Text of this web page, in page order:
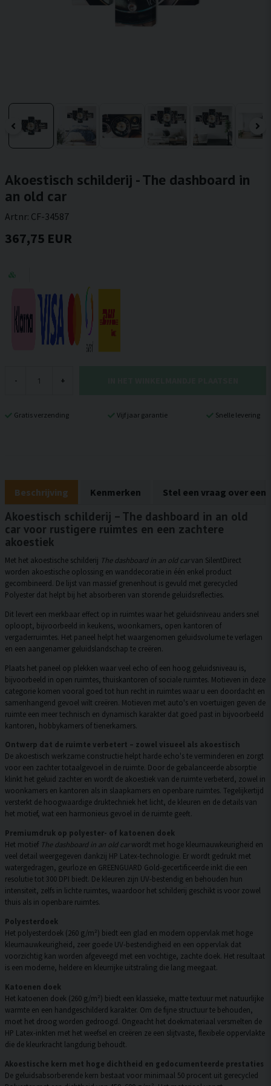
Akoestisch schilderij - The dashboard in
an old car
Artnr: CF-34587
367,75 EUR
- +
Gratis verzending Vijf jaar garantie Snelle levering
Beschrijving Kenmerken Stel een vraag over een
Akoestisch schilderij – The dashboard in an old
car voor rustigere ruimtes en een zachtere
akoestiek
Met het akoestische schilderij The dashboard in an old carvan SilentDirect
worden akoestische oplossing en wanddecoratie in één enkel product
gecombineerd. De lijst van massief grenenhout is gevuld met gerecycled
Polyester dat helpt bij het absorberen van storende geluidsreflecties.
Dit levert een merkbaar effect op in ruimtes waar het geluidsniveau anders snel
oploopt, bijvoorbeeld in keukens, woonkamers, open kantoren of
vergaderruimtes. Het paneel helpt het waargenomen geluidsvolume te verlagen
en een aangenamer geluidslandschap te creëren.
Plaats het paneel op plekken waar veel echo of een hoog geluidsniveau is,
bijvoorbeeld in open ruimtes, thuiskantoren of sociale ruimtes. Motieven in deze
categorie komen vooral goed tot hun recht in ruimtes waar u een doordacht en
samenhangend gevoel wilt creëren. Motieven met auto's en voertuigen geven de
ruimte een meer technisch en dynamisch karakter dat goed past in bijvoorbeeld
kantoren, hobbykamers of tienerkamers.
Ontwerp dat de ruimte verbetert – zowel visueel als akoestisch
De akoestisch werkzame constructie helpt harde echo's te verminderen en zorgt
voor een zachter totaalgevoel in de ruimte. Door de gebalanceerde absorptie
klinkt het geluid zachter en wordt de akoestiek van de ruimte verbeterd, zowel in
woonkamers en kantoren als in slaapkamers en openbare ruimtes. Tegelijkertijd
versterkt de hoogwaardige druktechniek het licht, de kleuren en de details van
het motief, wat een harmonieus gevoel in de ruimte geeft.
Premiumdruk op polyester- of katoenen doek
Het motief The dashboard in an old carwordt met hoge kleurnauwkeurigheid en
veel detail weergegeven dankzij HP Latex-technologie. Er wordt gedrukt met
watergedragen, geurloze en GREENGUARD Gold-gecertificeerde inkt die een
resolutie tot 300 DPI biedt. De kleuren zijn UV-bestendig en behouden hun
intensiteit, zelfs in lichte ruimtes, waardoor het schilderij geschikt is voor zowel
thuis als in openbare ruimtes.
Polyesterdoek
Het polyesterdoek (260 g/m²) biedt een glad en modern oppervlak met hoge
kleurnauwkeurigheid, zeer goede UV-bestendigheid en een oppervlak dat
voorzichtig kan worden afgeveegd met een vochtige, zachte doek. Het resultaat
is een moderne, heldere en kleurrijke uitstraling die lang meegaat.
Katoenen doek
Het katoenen doek (260 g/m²) biedt een klassieke, matte textuur met natuurlijke
warmte en een handgeschilderd karakter. Om de fijne structuur te behouden,
moet het droog worden gedroogd. Ongeacht het doekmateriaal versmelten de
HP Latex-inkten met het weefsel en creëren ze een slijtvaste, flexibele oppervlakte
die de kleurkracht langdurig behoudt.
Akoestische kern met hoge dichtheid en gedocumenteerde prestaties
De geluidsabsorberende kern bestaat voor minimaal 50 procent uit gerecycled